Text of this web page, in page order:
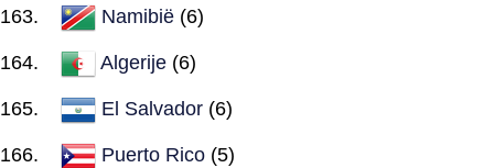
Namibië (6)
Algerije (6)
El Salvador (6)
Puerto Rico (5)